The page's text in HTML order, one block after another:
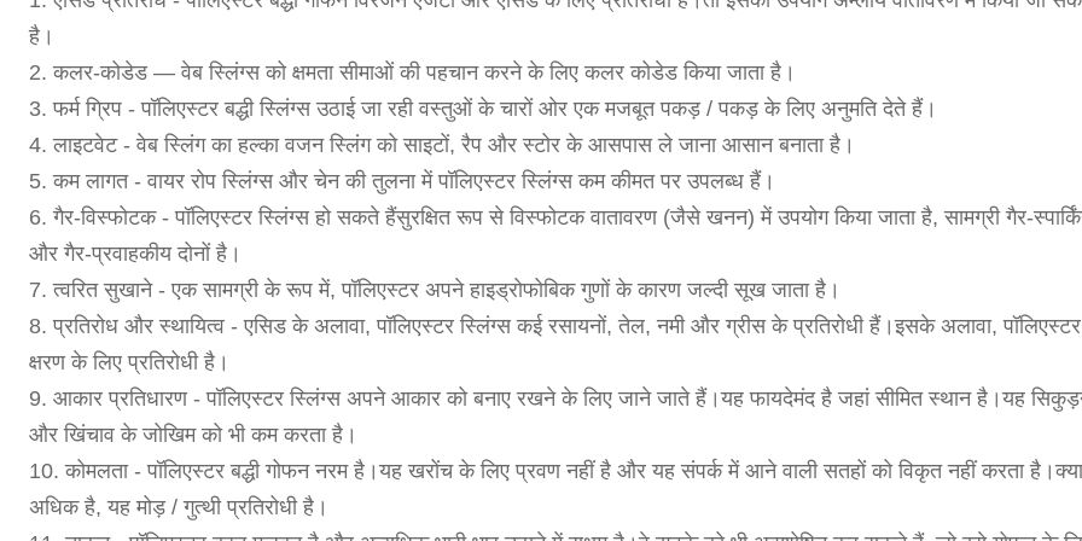
है।
2. कलर-कोडेड — वेब स्लिंग्स को क्षमता सीमाओं की पहचान करने के लिए कलर कोडेड किया जाता है।
3. फर्म ग्रिप - पॉलिएस्टर बद्धी स्लिंग्स उठाई जा रही वस्तुओं के चारों ओर एक मजबूत पकड़ / पकड़ के लिए अनुमति देते हैं।
4. लाइटवेट - वेब स्लिंग का हल्का वजन स्लिंग को साइटों, रैप और स्टोर के आसपास ले जाना आसान बनाता है।
5. कम लागत - वायर रोप स्लिंग्स और चेन की तुलना में पॉलिएस्टर स्लिंग्स कम कीमत पर उपलब्ध हैं।
6. गैर-विस्फोटक - पॉलिएस्टर स्लिंग्स हो सकते हैंसुरक्षित रूप से विस्फोटक वातावरण (जैसे खनन) में उपयोग किया जाता है, सामग्री गैर-
और गैर-प्रवाहकीय दोनों है।
7. त्वरित सुखाने - एक सामग्री के रूप में, पॉलिएस्टर अपने हाइड्रोफोबिक गुणों के कारण जल्दी सूख जाता है।
8. प्रतिरोध और स्थायित्व - एसिड के अलावा, पॉलिएस्टर स्लिंग्स कई रसायनों, तेल, नमी और ग्रीस के प्रतिरोधी हैं।इसके अलावा,
क्षरण के लिए प्रतिरोधी है।
9. आकार प्रतिधारण - पॉलिएस्टर स्लिंग्स अपने आकार को बनाए रखने के लिए जाने जाते हैं।यह फायदेमंद है जहां सीमित स्थान है।यह
और खिंचाव के जोखिम को भी कम करता है।
10. कोमलता - पॉलिएस्टर बद्धी गोफन नरम है।यह खरोंच के लिए प्रवण नहीं है और यह संपर्क में आने वाली सतहों को विकृत नहीं करता है।क्या
अधिक है, यह मोड़ / गुत्थी प्रतिरोधी है।